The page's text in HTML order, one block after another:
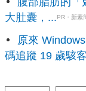
大肚囊，...PR・新素
原來
碼追蹤 19 歲駭